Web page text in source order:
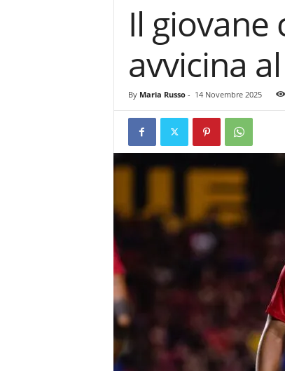
Il giovane
avvicina
By Maria Russo- 14 Novembre 2025